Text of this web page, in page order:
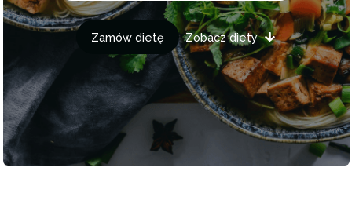
Zamów dietę Zobacz diety